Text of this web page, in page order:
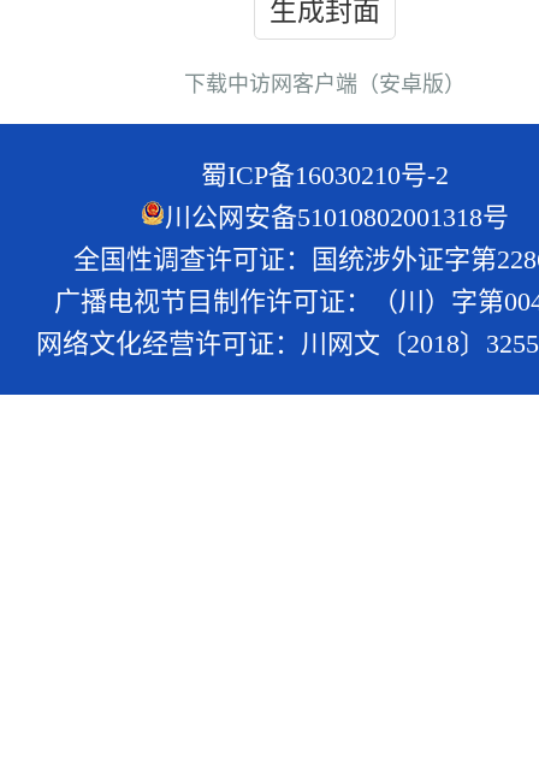
生成封面
下载中访网客户端（安卓版）
蜀ICP备16030210号-2
川公网安备51010802001318号
全国性调查许可证：国统涉外证字第
广播电视节目制作许可证：（川）字第
网络文化经营许可证：川网文〔2018〕